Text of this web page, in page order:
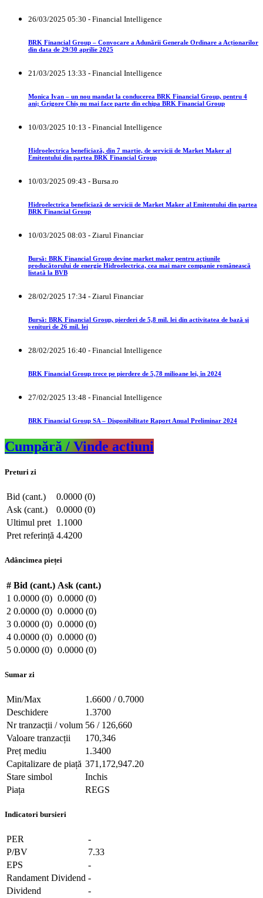
26/03/2025 05:30 - Financial Intelligence
BRK Financial Group – Convocare a Adunării Generale Ordinare a Acționarilor
din data de 29/30 aprilie 2025
21/03/2025 13:33 - Financial Intelligence
Monica Ivan – un nou mandat la conducerea BRK Financial Group, pentru 4
ani; Grigore Chiș nu mai face parte din echipa BRK Financial Group
10/03/2025 10:13 - Financial Intelligence
Hidroelectrica beneficiază, din 7 martie, de servicii de Market Maker al
Emitentului din partea BRK Financial Group
10/03/2025 09:43 - Bursa.ro
Hidroelectrica beneficiază de servicii de Market Maker al Emitentului din partea
BRK Financial Group
10/03/2025 08:03 - Ziarul Financiar
Bursă: BRK Financial Group devine market maker pentru acţiunile
producătorului de energie Hidroelectrica, cea mai mare companie românească
listată la BVB
28/02/2025 17:34 - Ziarul Financiar
Bursă: BRK Financial Group, pierderi de 5,8 mil. lei din activitatea de bază şi
venituri de 26 mil. lei
28/02/2025 16:40 - Financial Intelligence
BRK Financial Group trece pe pierdere de 5,78 milioane lei, în 2024
27/02/2025 13:48 - Financial Intelligence
BRK Financial Group SA – Disponibilitate Raport Anual Preliminar 2024
Cumpără / Vinde actiuni
Preturi zi
Bid (cant.)
0.0000 (0)
Ask (cant.)
0.0000 (0)
Ultimul pret 1.1000
Pret referință 4.4200
Adâncimea pieței
# Bid (cant.) Ask (cant.)
1 0.0000 (0) 0.0000 (0)
2 0.0000 (0) 0.0000 (0)
3 0.0000 (0) 0.0000 (0)
4 0.0000 (0) 0.0000 (0)
5 0.0000 (0) 0.0000 (0)
Sumar zi
Min/Max
1.6600 / 0.7000
Deschidere
1.3700
Nr tranzacții / volum 56 / 126,660
Valoare tranzacții
170,346
Preț mediu
1.3400
Capitalizare de piață 371,172,947.20
Stare simbol
Inchis
Piața
REGS
Indicatori bursieri
PER
-
P/BV
7.33
EPS
-
Randament Dividend -
Dividend
-